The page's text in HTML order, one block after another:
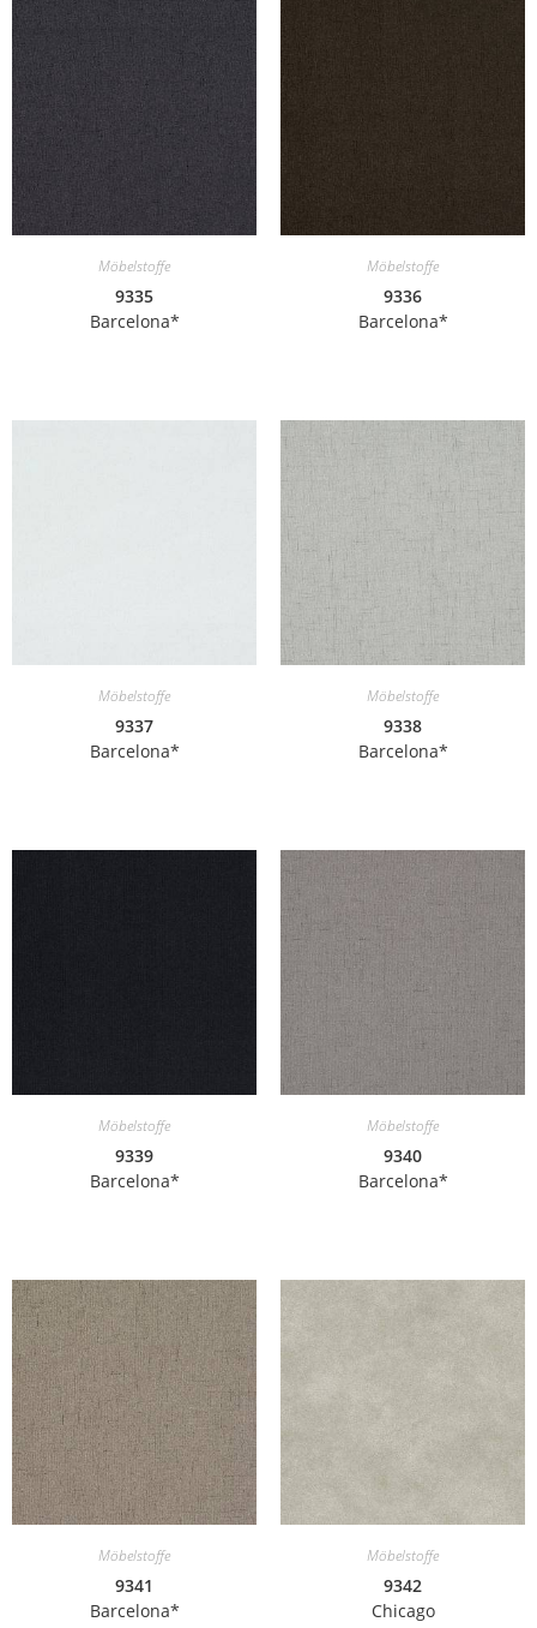
Möbelstoffe
9335
Barcelona*
Möbelstoffe
9336
Barcelona*
Möbelstoffe
9337
Barcelona*
Möbelstoffe
9338
Barcelona*
Möbelstoffe
9339
Barcelona*
Möbelstoffe
9340
Barcelona*
Möbelstoffe
9341
Barcelona*
Möbelstoffe
9342
Chicago